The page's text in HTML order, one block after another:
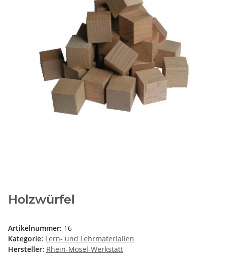
Holzwürfel
Artikelnummer: 16
Kategorie: Lern- und Lehrmaterialien
Hersteller: Rhein-Mosel-Werkstatt